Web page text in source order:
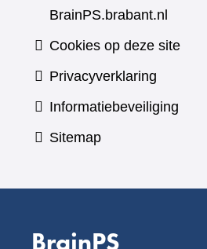
BrainPS.brabant.nl
Cookies op deze site
Privacyverklaring
Informatiebeveiliging
Sitemap
BrainPS